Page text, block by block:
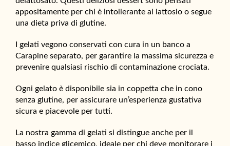
appositamente per chi è intollerante al lattosio o segue
una dieta priva di glutine.
I gelati vegono conservati con cura in un banco a
Carapine separato, per garantire la massima sicurezza e
prevenire qualsiasi rischio di contaminazione crociata.
Ogni gelato è disponibile sia in coppetta che in cono
senza glutine, per assicurare un’esperienza gustativa
sicura e piacevole per tutti.
La nostra gamma di gelati si distingue anche per il
basso indice glicemico, ideale per chi deve monitorare i